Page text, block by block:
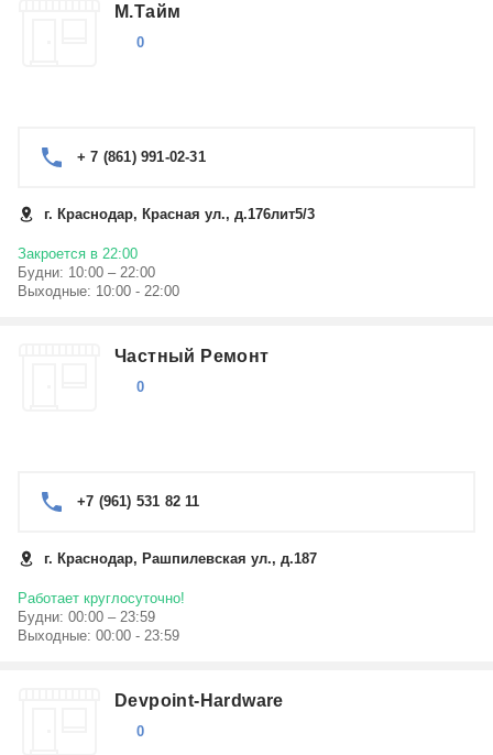
М.Тайм
0
+ 7 (861) 991-02-31
г. Краснодар, Красная ул., д.176лит5/3
Закроется в 22:00
Будни: 10:00 – 22:00
Выходные: 10:00 - 22:00
Частный Ремонт
0
+7 (961) 531 82 11
г. Краснодар, Рашпилевская ул., д.187
Работает круглосуточно!
Будни: 00:00 – 23:59
Выходные: 00:00 - 23:59
Devpoint-Hardware
0